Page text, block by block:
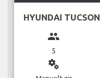
HYUNDAI TUCSON
group
5
miscellaneous_services